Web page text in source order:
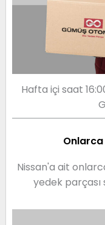
Hafta içi saat
Nissan'a ait
yedek